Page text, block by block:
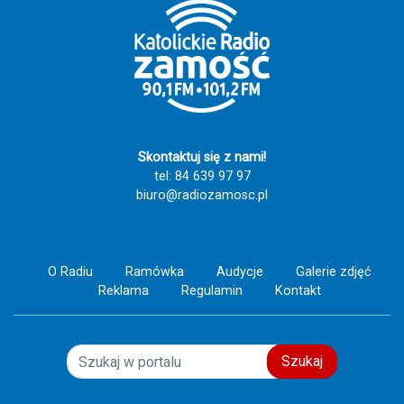
Skontaktuj się z nami!
tel: 84 639 97 97
biuro@radiozamosc.pl
O Radiu Ramówka Audycje
Galerie zdjęć
Reklama
Regulamin Kontakt
Szukaj